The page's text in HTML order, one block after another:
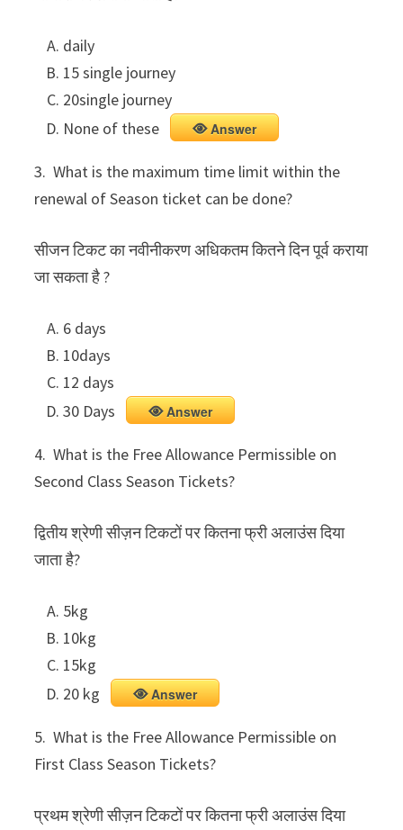
daily
15 single journey
20single journey
None of these
Answer
3. What is the maximum time limit within the
renewal of Season ticket can be done?
सीजन टिकट का नवीनीकरण अधिकतम कितने दिन पूर्व कराया
जा सकता है ?
6 days
10days
12 days
30 Days
Answer
4. What is the Free Allowance Permissible on
Second Class Season Tickets?
द्वितीय श्रेणी सीज़न टिकटों पर कितना फ्री अलाउंस दिया
जाता है?
5kg
10kg
15kg
20 kg
Answer
5. What is the Free Allowance Permissible on
First Class Season Tickets?
प्रथम श्रेणी सीज़न टिकटों पर कितना फ्री अलाउंस दिया